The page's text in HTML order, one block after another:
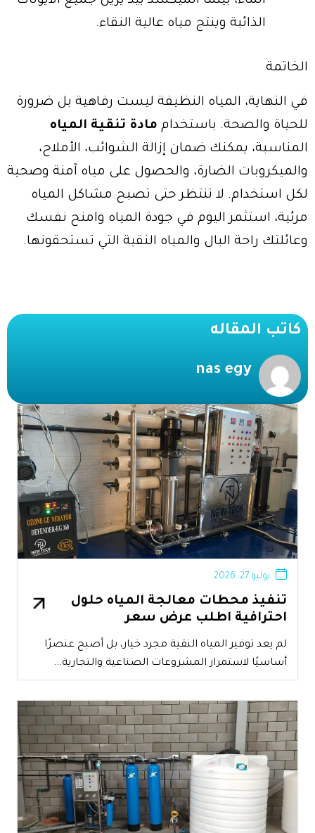
الذائبة وينتج مياه عالية النقاء.
الخاتمة
في النهاية، المياه النظيفة ليست رفاهية بل ضرورة
للحياة والصحة. باستخدام مادة تنقية المياه
المناسبة، يمكنك ضمان إزالة الشوائب، الأملاح،
والميكروبات الضارة، والحصول على مياه آمنة وصحية
لكل استخدام. لا تنتظر حتى تصبح مشاكل المياه
مرئية، استثمر اليوم في جودة المياه وامنح نفسك
وعائلتك راحة البال والمياه النقية التي تستحقونها.
كاتب المقاله
nas egy
تنفيذ محطات معالجة المياه حلول
احترافية اطلب عرض سعر
يوليو 27, 2026
لم يعد توفير المياه النقية مجرد خيار، بل أصبح عنصرًا
أساسيًا لاستمرار المشروعات الصناعية والتجارية...